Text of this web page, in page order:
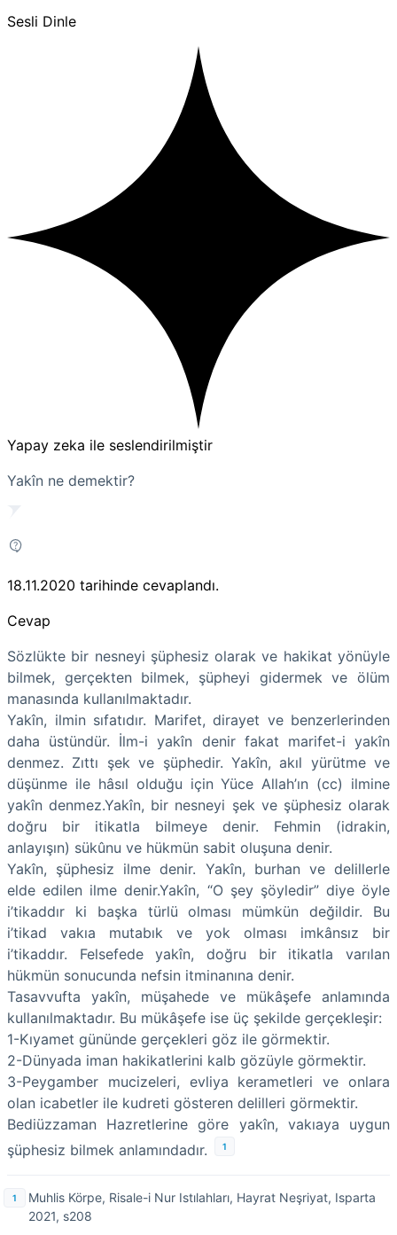
Sesli Dinle
Yapay zeka ile seslendirilmiştir
Yakîn ne demektir?
18.11.2020 tarihinde cevaplandı.
Cevap
Sözlükte bir nesneyi şüphesiz olarak ve hakikat yönüyle
bilmek, gerçekten bilmek, şüpheyi gidermek ve ölüm
manasında kullanılmaktadır.
Yakîn, ilmin sıfatıdır. Marifet, dirayet ve benzerlerinden
daha üstündür. İlm-i yakîn denir fakat marifet-i yakîn
denmez. Zıttı şek ve şüphedir. Yakîn, akıl yürütme ve
düşünme ile hâsıl olduğu için Yüce Allah’ın (cc) ilmine
yakîn denmez.Yakîn, bir nesneyi şek ve şüphesiz olarak
doğru bir itikatla bilmeye denir. Fehmin (idrakin,
anlayışın) sükûnu ve hükmün sabit oluşuna denir.
Yakîn, şüphesiz ilme denir. Yakîn, burhan ve delillerle
elde edilen ilme denir.Yakîn, “O şey şöyledir” diye öyle
i’tikaddır ki başka türlü olması mümkün değildir. Bu
i’tikad vakıa mutabık ve yok olması imkânsız bir
i’tikaddır. Felsefede yakîn, doğru bir itikatla varılan
hükmün sonucunda nefsin itminanına denir.
Tasavvufta yakîn, müşahede ve mükâşefe anlamında
kullanılmaktadır. Bu mükâşefe ise üç şekilde gerçekleşir:
1-Kıyamet gününde gerçekleri göz ile görmektir.
2-Dünyada iman hakikatlerini kalb gözüyle görmektir.
3-Peygamber mucizeleri, evliya kerametleri ve onlara
olan icabetler ile kudreti gösteren delilleri görmektir.
Bediüzzaman Hazretlerine göre yakîn, vakıaya uygun
şüphesiz bilmek anlamındadır.
1
Muhlis Körpe, Risale-i Nur Istılahları, Hayrat Neşriyat, Isparta
2021, s208